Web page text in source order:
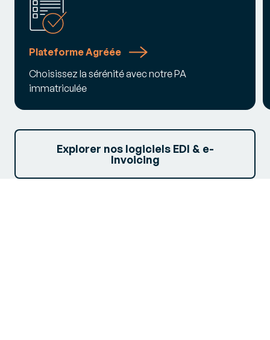
Plateforme Agréée
Choisissez la sérénité avec notre PA
immatriculée
Explorer nos logiciels EDI & e-
Invoicing